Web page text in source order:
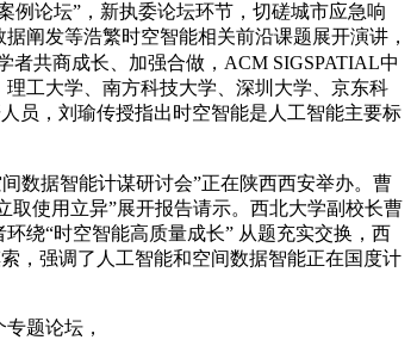
论坛”，新执委论坛环节，切磋城市应急响
阐发等浩繁时空智能相关前沿课题展开演讲，
者共商成长、加强合做，ACM SIGSPATIAL中
工大学、南方科技大学、深圳大学、京东科
员，刘瑜传授指出时空智能是人工智能主要标
数据智能计谋研讨会”正在陕西西安举办。曹
取使用立异”展开报告请示。西北大学副校长曹
绕“时空智能高质量成长” 从题充实交换，西
，强调了人工智能和空间数据智能正在国度计
题论坛，